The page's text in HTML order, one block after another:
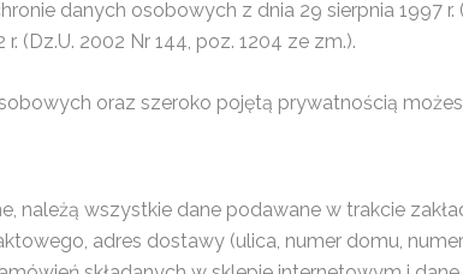
danych osobowych z dnia 29 sierpnia 1997
(Dz.U. 2002 Nr 144, poz. 1204 ze zm.).
oraz szeroko pojętą prywatnością
należą wszystkie dane podawane w trakcie
adres dostawy (ulica, numer domu,